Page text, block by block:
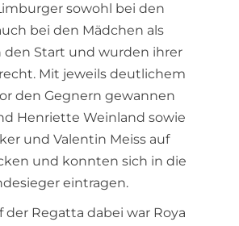
sowohl bei den
bei den Mädchen als
den Start und wurden ihrer
Mit jeweils deutlichem
den Gegnern gewannen
Henriette Weinland sowie
und Valentin Meiss auf
und konnten sich in die
eintragen.
der Regatta dabei war Roya